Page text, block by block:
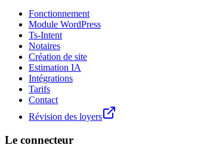
Fonctionnement
Module WordPress
Ts-Intent
Notaires
Création de site
Estimation IA
Intégrations
Tarifs
Contact
Révision des loyers
Le connecteur